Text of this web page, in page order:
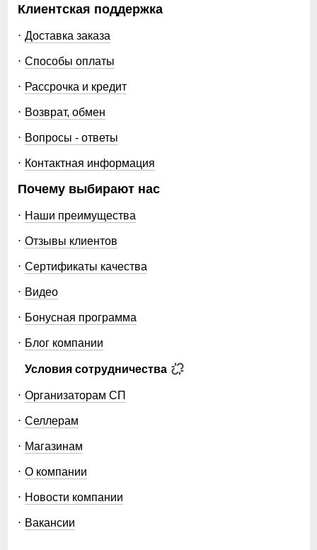
Клиентская поддержка
Доставка заказа
Способы оплаты
Рассрочка и кредит
Возврат, обмен
Вопросы - ответы
Контактная информация
Почему выбирают нас
Наши преимущества
Отзывы клиентов
Сертификаты качества
Видео
Бонусная программа
Блог компании
Условия сотрудничества
Организаторам СП
Селлерам
Магазинам
О компании
Новости компании
Вакансии